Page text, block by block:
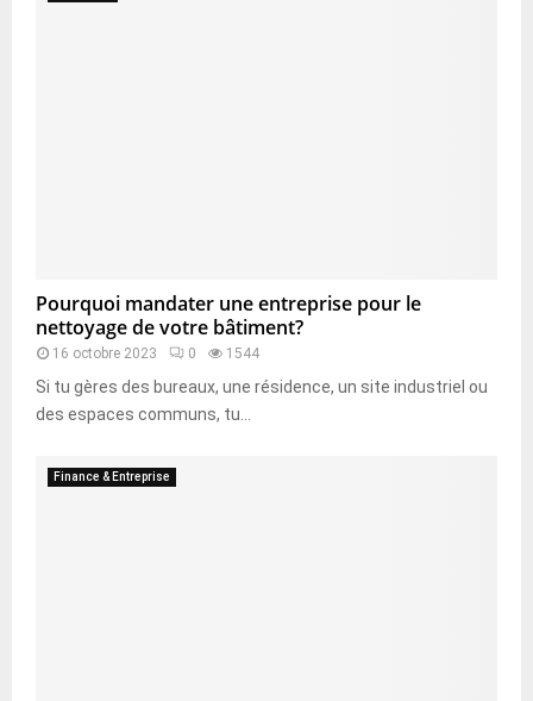
Pourquoi mandater une entreprise pour le
nettoyage de votre bâtiment?
16 octobre 2023 0 1544
Si tu gères des bureaux, une résidence, un site industriel ou
des espaces communs, tu...
Finance & Entreprise